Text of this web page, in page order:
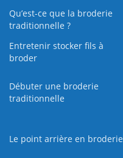
Qu’est-ce que la broderie
traditionnelle ?
Entretenir stocker fils à
broder
Débuter une broderie
traditionnelle
Le point arrière en broderie